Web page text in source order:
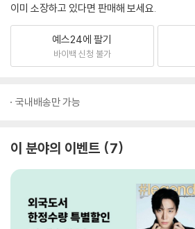
이미 소장하고 있다면 판매해 보세요.
예스24에 팔기
바이백 신청 불가
국내배송만 가능
이 분야의 이벤트 7